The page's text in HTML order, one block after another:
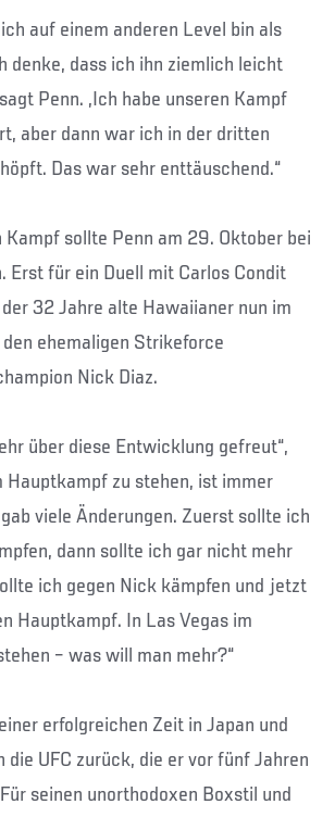
auf einem anderen Level bin als
denke, dass ich ihn ziemlich leicht
Penn. „Ich habe unseren Kampf
aber dann war ich in der dritten
Das war sehr enttäuschend.“
Kampf sollte Penn am 29. Oktober bei
Erst für ein Duell mit Carlos Condit
32 Jahre alte Hawaiianer nun im
ehemaligen Strikeforce
Nick Diaz.
über diese Entwicklung gefreut“,
Hauptkampf zu stehen, ist immer
viele Änderungen. Zuerst sollte ich
dann sollte ich gar nicht mehr
ich gegen Nick kämpfen und jetzt
Hauptkampf. In Las Vegas im
– was will man mehr?“
erfolgreichen Zeit in Japan und
die UFC zurück, die er vor fünf Jahren
seinen unorthodoxen Boxstil und